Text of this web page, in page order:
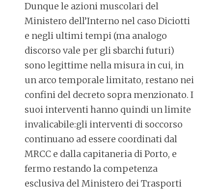
Dunque le azioni muscolari del
Ministero dell’Interno nel caso Diciotti
e negli ultimi tempi (ma analogo
discorso vale per gli sbarchi futuri)
sono legittime nella misura in cui, in
un arco temporale limitato, restano nei
confini del decreto sopra menzionato. I
suoi interventi hanno quindi un limite
invalicabile:gli interventi di soccorso
continuano ad essere coordinati dal
MRCC e dalla capitaneria di Porto, e
fermo restando la competenza
esclusiva del Ministero dei Trasporti